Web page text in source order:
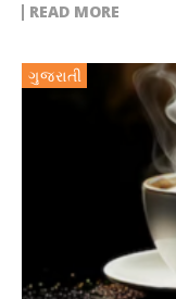
READ MORE
ગુજરાતી